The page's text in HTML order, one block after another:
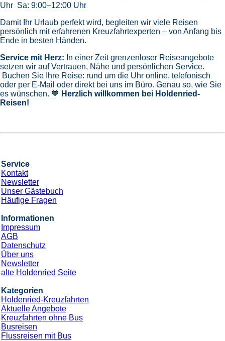
Uhr Sa: 9:00–12:00 Uhr
Damit Ihr Urlaub perfekt wird, begleiten wir viele Reisen
persönlich mit erfahrenen Kreuzfahrtexperten – von Anfang bis
Ende in besten Händen.
Service mit Herz: In einer Zeit grenzenloser Reiseangebote
setzen wir auf Vertrauen, Nähe und persönlichen Service.
Buchen Sie Ihre Reise: rund um die Uhr online, telefonisch
oder per E-Mail oder direkt bei uns im Büro. Genau so, wie Sie
es wünschen. 💙 Herzlich willkommen bei Holdenried-
Reisen!
Service
Kontakt
Newsletter
Unser Gästebuch
Häufige Fragen
Informationen
Impressum
AGB
Datenschutz
Über uns
Newsletter
alte Holdenried Seite
Kategorien
Holdenried-Kreuzfahrten
Aktuelle Angebote
Kreuzfahrten ohne Bus
Busreisen
Flussreisen mit Bus